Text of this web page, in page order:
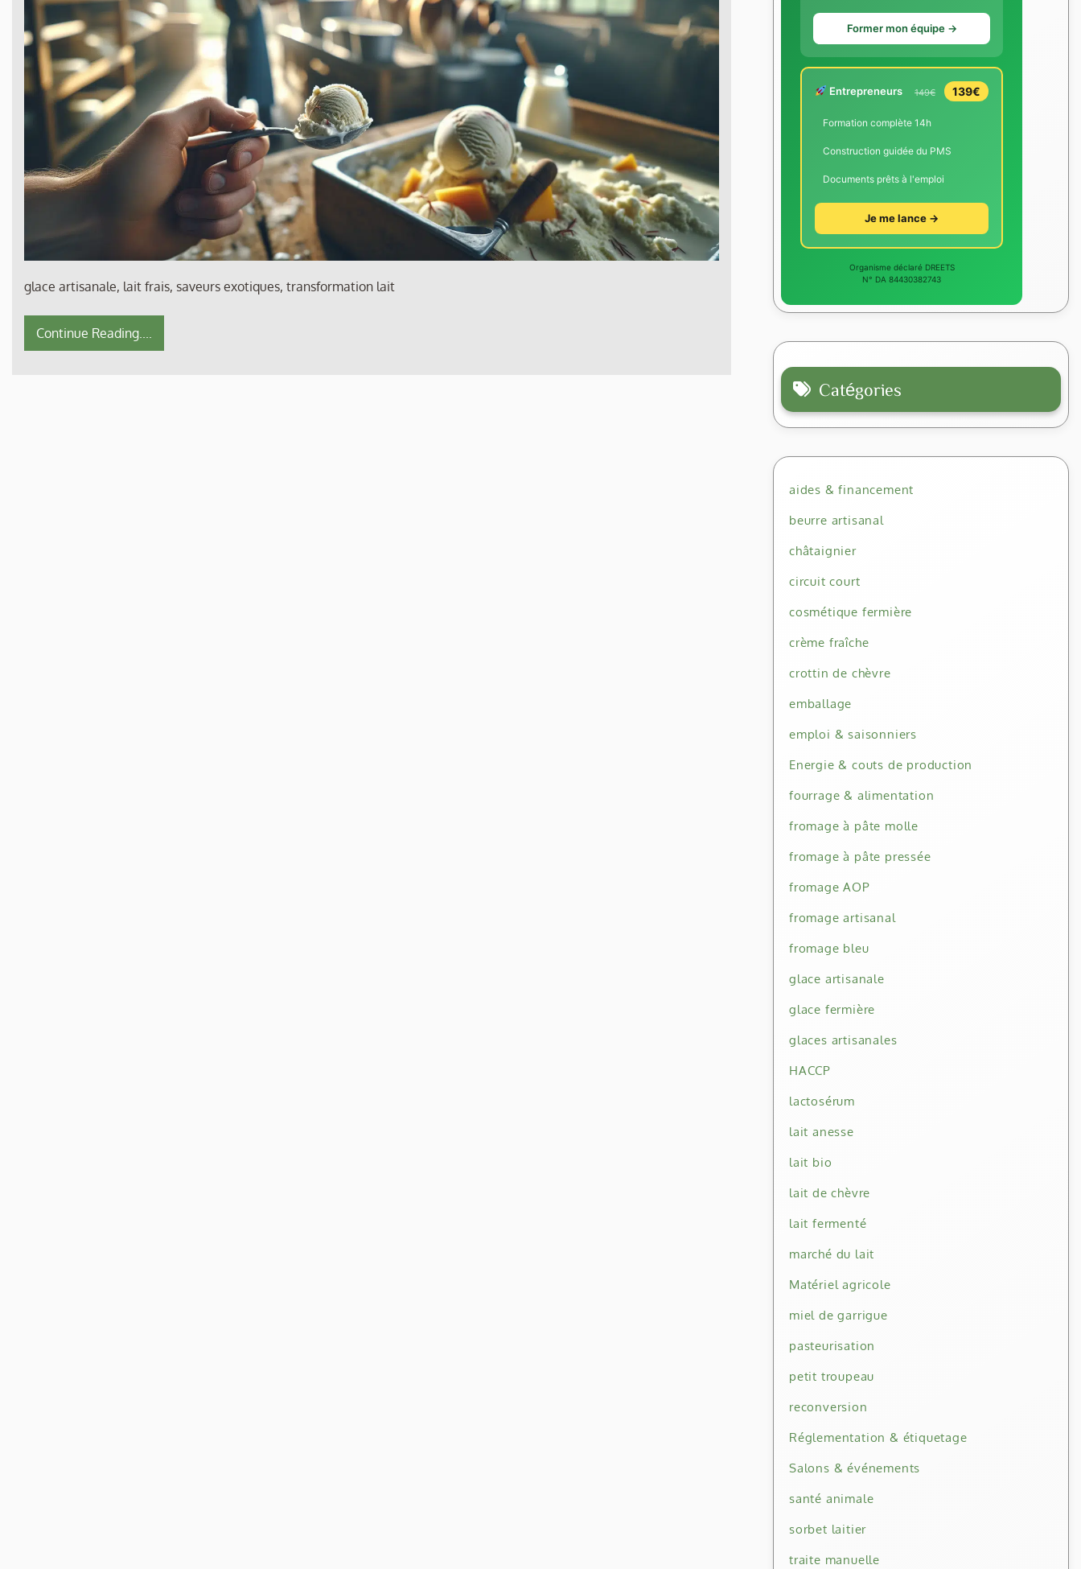
glace artisanale, lait frais, saveurs exotiques, transformation lait
Continue Reading....
Former mon équipe →
Entrepreneurs 149€ 139€
Formation complète 14h
Construction guidée du PMS
Documents prêts à l'emploi
Je me lance →
Organisme déclaré DREETS
N° DA 84430382743
Catégories
aides & financement
beurre artisanal
châtaignier
circuit court
cosmétique fermière
crème fraîche
crottin de chèvre
emballage
emploi & saisonniers
Energie & couts de production
fourrage & alimentation
fromage à pâte molle
fromage à pâte pressée
fromage AOP
fromage artisanal
fromage bleu
glace artisanale
glace fermière
glaces artisanales
HACCP
lactosérum
lait anesse
lait bio
lait de chèvre
lait fermenté
marché du lait
Matériel agricole
miel de garrigue
pasteurisation
petit troupeau
reconversion
Réglementation & étiquetage
Salons & événements
santé animale
sorbet laitier
traite manuelle